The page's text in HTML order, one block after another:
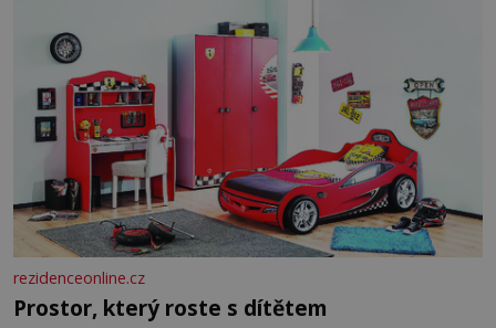
rezidenceonline.cz
Prostor, který roste s dítětem